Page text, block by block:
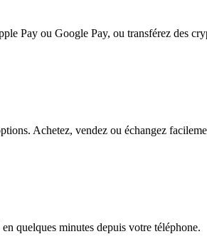
Pay ou Google Pay, ou transférez des
Achetez, vendez ou échangez
quelques minutes depuis votre téléphone.